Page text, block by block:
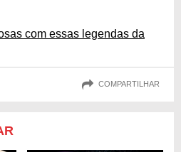
com essas legendas da
COMPARTILHAR